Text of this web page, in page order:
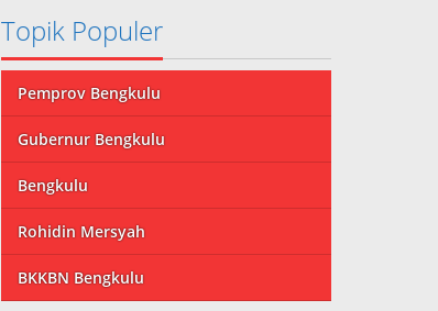
Topik Populer
Pemprov Bengkulu
Gubernur Bengkulu
Bengkulu
Rohidin Mersyah
BKKBN Bengkulu